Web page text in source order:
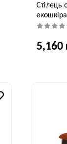
Стілець
5,160